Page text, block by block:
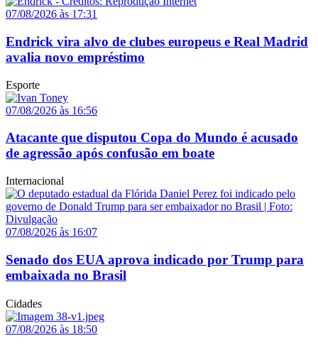
07/08/2026 às 17:31
Endrick vira alvo de clubes europeus e Real Madrid
avalia novo empréstimo
Esporte
07/08/2026 às 16:56
Atacante que disputou Copa do Mundo é acusado
de agressão após confusão em boate
Internacional
07/08/2026 às 16:07
Senado dos EUA aprova indicado por Trump para
embaixada no Brasil
Cidades
07/08/2026 às 18:50